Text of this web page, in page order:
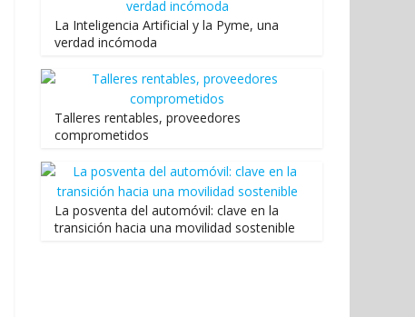
La Inteligencia Artificial y la Pyme, una
verdad incómoda
Talleres rentables, proveedores
comprometidos
La posventa del automóvil: clave en la
transición hacia una movilidad sostenible